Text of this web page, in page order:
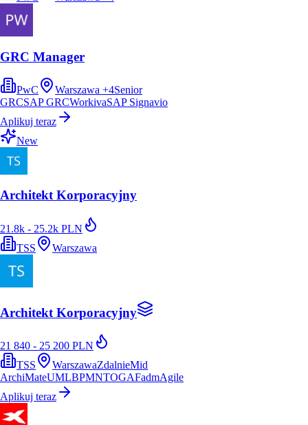
GRC Manager
PwC Warszawa +4Senior
GRCSAP GRCWorkivaSAP Signavio
Aplikuj teraz
New
Architekt Korporacyjny
21.8k - 25.2k PLN
TSS
Warszawa
Architekt Korporacyjny
21 840 - 25 200 PLN
TSS
WarszawaZdalnieMid
ArchiMateUMLBPMNTOGAFadmAgile
Aplikuj teraz